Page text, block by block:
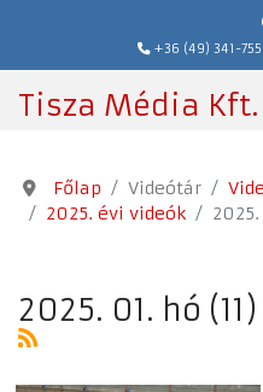
+36 (49) 341-755
Tisza Média Kft.
Főlap Videótár
2025. évi videók
2025. 01. hó (11)